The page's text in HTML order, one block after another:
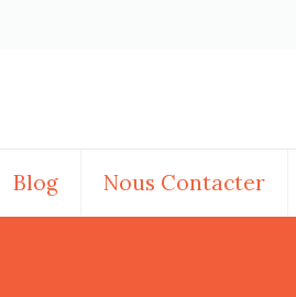
Blog Nous Contacter